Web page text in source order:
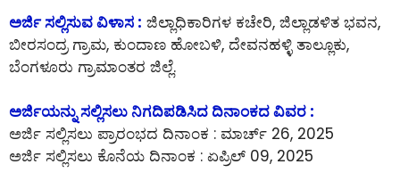
ಅರ್ಜಿ ಸಲ್ಲಿಸುವ ವಿಳಾಸ : ಜಿಲ್ಲಾಧಿಕಾರಿಗಳ ಕಚೇರಿ, ಜಿಲ್ಲಾಡಳಿತ ಭವನ,
ಬೀರಸಂದ್ರ ಗ್ರಾಮ, ಕುಂದಾಣ ಹೋಬಳಿ, ದೇವನಹಳ್ಳಿ ತಾಲ್ಲೂಕು,
ಬೆಂಗಳೂರು ಗ್ರಾಮಾಂತರ ಜಿಲ್ಲೆ.
ಅರ್ಜಿಯನ್ನು ಸಲ್ಲಿಸಲು ನಿಗದಿಪಡಿಸಿದ ದಿನಾಂಕದ ವಿವರ :
ಅರ್ಜಿ ಸಲ್ಲಿಸಲು ಪ್ರಾರಂಭದ ದಿನಾಂಕ : ಮಾರ್ಚ್ 26, 2025
ಅರ್ಜಿ ಸಲ್ಲಿಸಲು ಕೊನೆಯ ದಿನಾಂಕ : ಏಪ್ರಿಲ್ 09, 2025